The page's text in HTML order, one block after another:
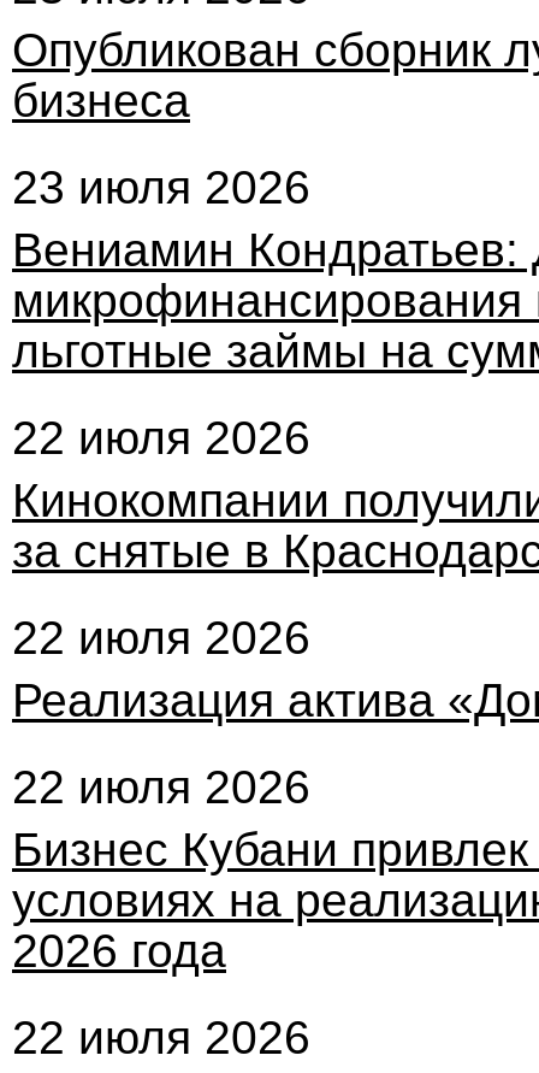
Опубликован сборник
бизнеса
23 июля 2026
Вениамин
микрофинансирования
льготные займы на
22 июля 2026
Кинокомпании
за снятые в
22 июля 2026
Реализация актива
22 июля 2026
Бизнес Кубани
условиях на
2026 года
22 июля 2026